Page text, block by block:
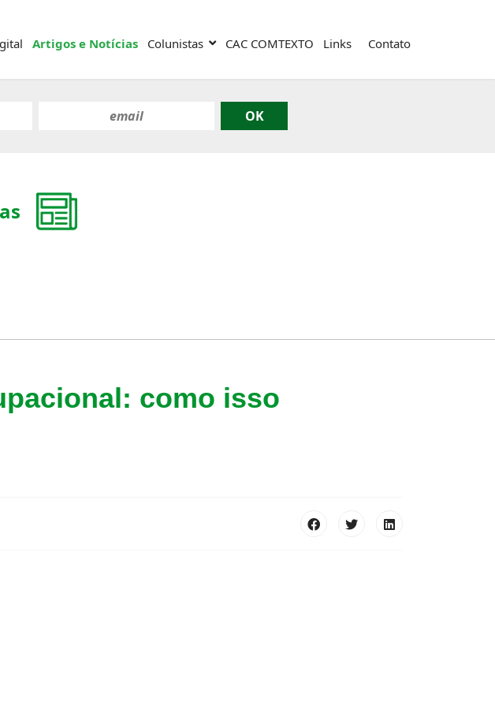
Artigos e Notícias Colunistas CAC COMTEXTO Links Contato
como isso